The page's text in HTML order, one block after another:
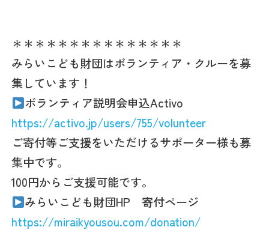
＊＊＊＊＊＊＊＊＊＊＊＊＊＊＊
みらいこども財団はボランティア・クルーを募
集しています！
ボランティア説明会申込Activo
https://activo.jp/users/755/volunteer
ご寄付等ご支援をいただけるサポーター様も募
集中です。
100円からご支援可能です。
みらいこども財団HP 寄付ページ
https://miraikyousou.com/donation/